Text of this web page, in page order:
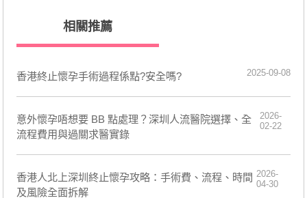
相關推薦
香港終止懷孕手術過程係點?安全嗎? 2025-09-08
意外懷孕唔想要 BB 點處理？深圳人流醫院選擇、全
流程費用與過關求醫實錄
2026-
02-22
香港人北上深圳終止懷孕攻略：手術費、流程、時間
及風險全面拆解
2026-
04-30